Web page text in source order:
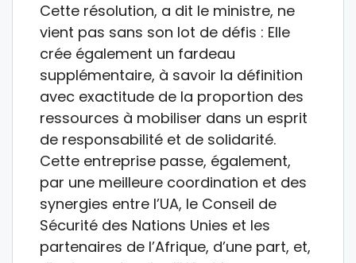
Cette résolution, a dit le ministre, ne
vient pas sans son lot de défis : Elle
crée également un fardeau
supplémentaire, à savoir la définition
avec exactitude de la proportion des
ressources à mobiliser dans un esprit
de responsabilité et de solidarité.
Cette entreprise passe, également,
par une meilleure coordination et des
synergies entre l’UA, le Conseil de
Sécurité des Nations Unies et les
partenaires de l’Afrique, d’une part, et,